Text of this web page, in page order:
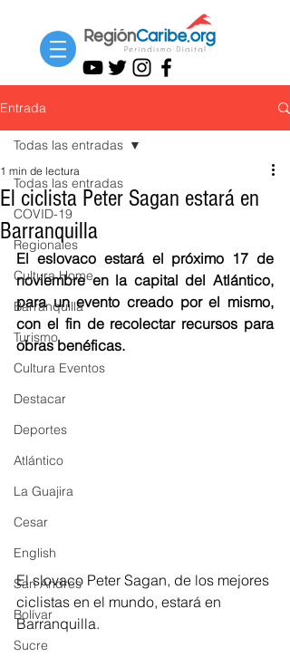
Entrada
Todas las entradas
COVID-19
Regionales
Cultura Home
Barranquilla
Turismo
Cultura Eventos
Destacar
Deportes
Atlántico
La Guajira
Cesar
English
San Andres
Bolívar
Sucre
Todas las entradas
El ciclista Peter Sagan estará en
Barranquilla
1 min de lectura
El eslovaco estará el próximo 17 de
noviembre en la capital del Atlántico,
para un evento creado por el mismo,
con el fin de recolectar recursos para
obras benéficas.
El slovaco Peter Sagan, de los mejores
ciclistas en el mundo, estará en
Barranquilla.